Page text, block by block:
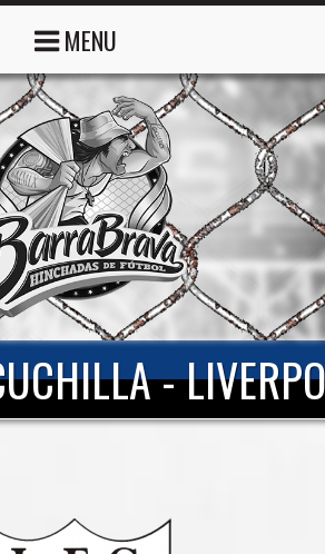
MENU
-